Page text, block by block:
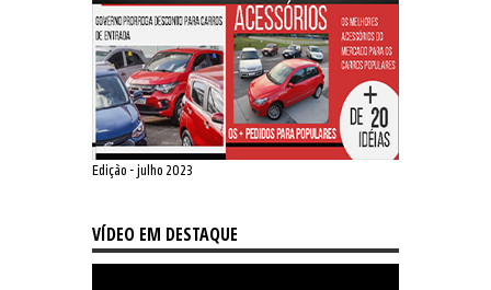
Edição - julho 2023
VÍDEO EM DESTAQUE